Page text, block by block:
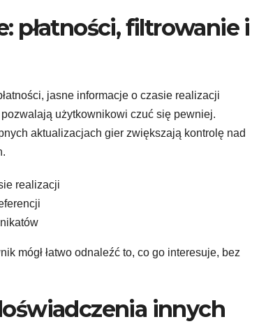
płatności, filtrowanie i
jasne informacje o czasie realizacji
użytkownikowi czuć się pewniej.
aktualizacjach gier zwiększają kontrolę nad
realizacji
mógł łatwo odnaleźć to, co go interesuje, bez
innych